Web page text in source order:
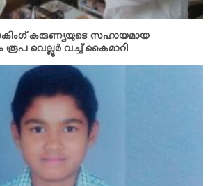
കരുണ്യയുടെ സഹായമായ
രൂപ വെല്ലൂര്‍ വച്ച് കൈമാറി